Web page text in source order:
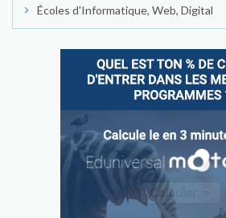
Écoles d'Informatique, Web, Digital